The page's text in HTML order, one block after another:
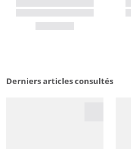
Derniers articles consultés